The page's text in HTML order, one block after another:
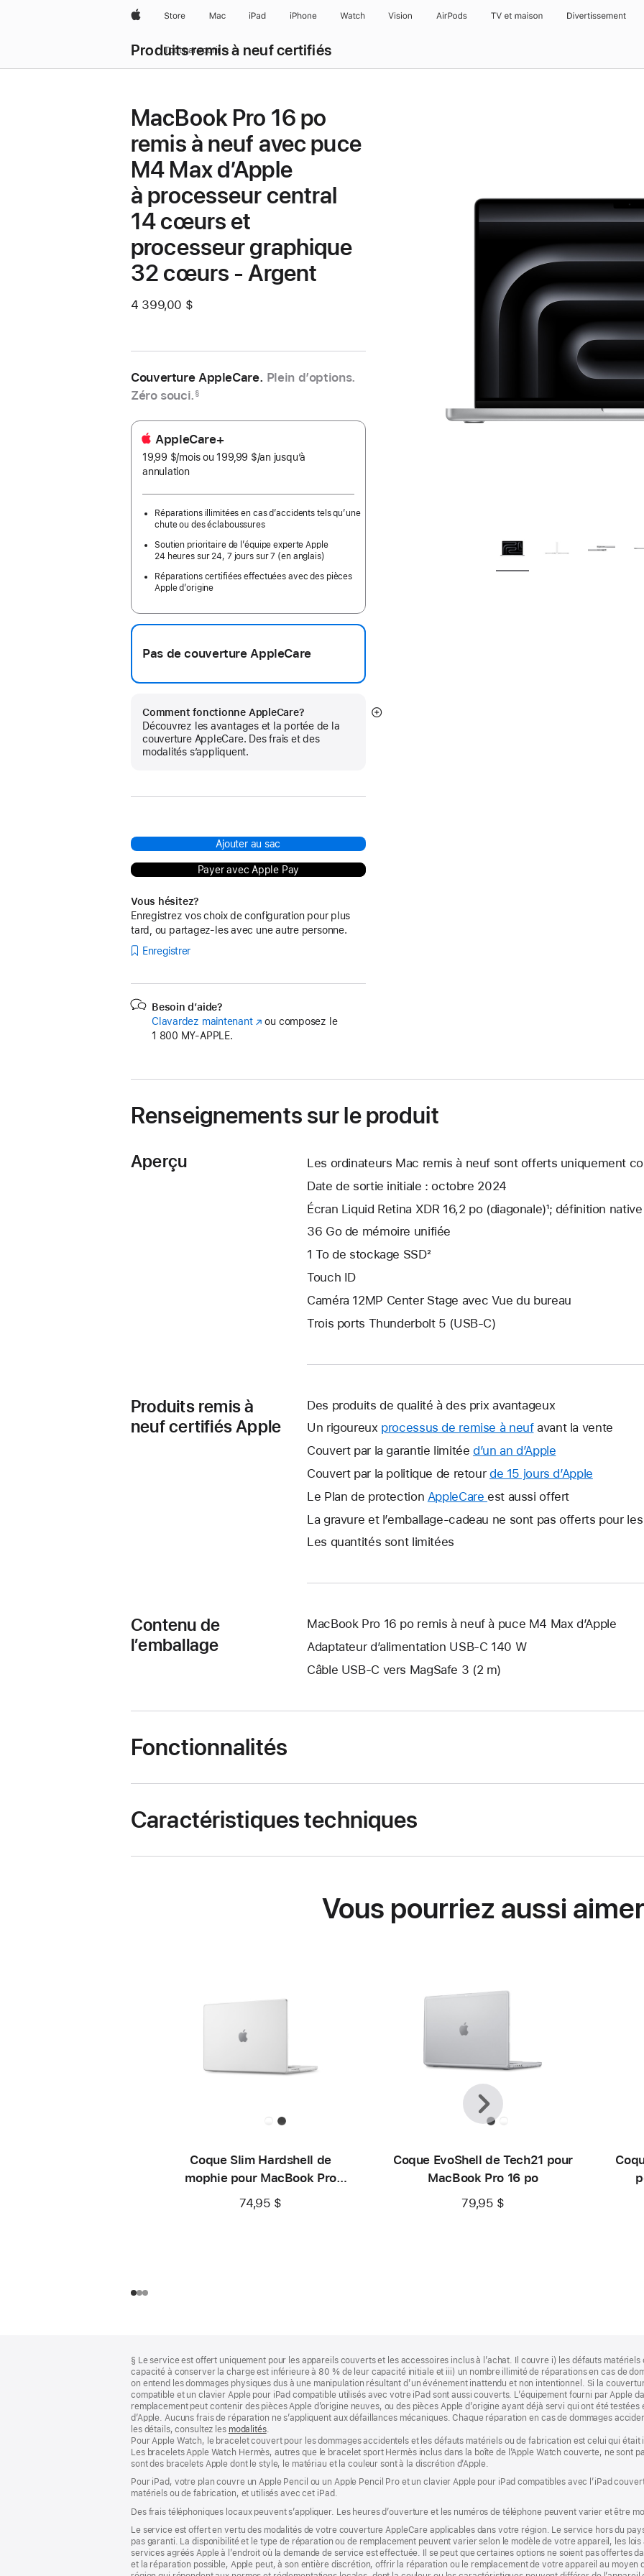
AppleStore Mac iPad iPhone Watch Vision AirPods TV et maison Divertissement
Produits remis à neuf certifiés
Tout parcourir
MacBook Pro 16 po
remis à neuf avec puce
M4 Max d’Apple
à processeur central
14 cœurs et
processeur graphique
32 cœurs - Argent
4 399,00 $
Couverture AppleCare. Plein d’options.
Zéro souci. §
AppleCare+
19,99 $/moispar
ou 199,99 $/anpar
jusqu’à
annulation
Réparations illimitées en cas d’accidents tels qu’une
chute ou des éclaboussures
Soutien prioritaire de l’équipe experte Apple
24 heures sur 24, 7 jours sur 7 (en anglais)
Réparations certifiées effectuées avec des pièces
Apple d’origine
Pas de couverture AppleCare
Comment fonctionne AppleCare?
Découvrez les avantages et la portée de la
couverture AppleCare. Des frais et des
modalités s’appliquent.
En
Ajouter au sac
Payer avec Apple Pay
Vous hésitez?
Enregistrez vos choix de configuration pour plus
tard, ou partagez-les avec une autre personne.
Enregistrer
Besoin d’aide?
Clavardez maintenant(s’ouvre
fenêtre)
ou composez le
1 800 MY‑APPLE.
Renseignements sur le produit
Aperçu
Les ordinateurs Mac remis à neuf sont offerts uniquement
Date de sortie initiale : octobre 2024
Écran Liquid Retina XDR 16,2 po (diagonale)¹; définition
36 Go de mémoire unifiée
1 To de stockage SSD²
Touch ID
Caméra 12MP Center Stage avec Vue du bureau
Trois ports Thunderbolt 5 (USB-C)
Produits remis à
neuf certifiés Apple
Des produits de qualité à des prix avantageux
Un rigoureux processus de remise à neufavant la vente
Couvert par la garantie limitée d’un an d’Apple
lien
dans
une
Couvert par la politique de retour de 15 jours d’Apple
dans
fenêtre.
Le Plan de protection AppleCare Ce
lien
nouvelle
est aussi offert
La gravure et l’emballage-cadeau ne sont pas offerts pour
Les quantités sont limitées
Contenu de
l’emballage
MacBook Pro 16 po remis à neuf à puce M4 Max d’Apple
Adaptateur d’alimentation USB-C 140 W
Câble USB-C vers MagSafe 3 (2 m)
Fonctionnalités
Caractéristiques techniques
Vous pourriez aussi aimer
Coque Slim Hardshell de
mophie pour MacBook Pro
16 po
74,95 $
Coque EvoShell de Tech21 pour
MacBook Pro 16 po
79,95 $
Précédent
Suivante
de
page
de
bas
de
page
§ Le service est offert uniquement pour les appareils couverts et les accessoires inclus à l’achat. Il couvre i) les défauts
capacité à conserver la charge est inférieure à 80 % de leur capacité initiale et iii) un nombre illimité de réparations en cas de
on entend les dommages physiques dus à une manipulation résultant d’un événement inattendu et non intentionnel. Si la
compatible et un clavier Apple pour iPad compatible utilisés avec votre iPad sont aussi couverts. L’équipement fourni par Apple
remplacement peut contenir des pièces Apple d’origine neuves, ou des pièces Apple d’origine ayant déjà servi qui ont été
d’Apple. Aucuns frais de réparation ne s’appliquent aux défaillances mécaniques. Chaque réparation en cas de dommages
les détails, consultez les modalités(s’ouvre
dans
une
nouvelle
.
Pour Apple Watch, le bracelet couvert pour les dommages accidentels et les défauts matériels ou de fabrication est celui qui était
Les bracelets Apple Watch Hermès, autres que le bracelet sport Hermès inclus dans la boîte de l’Apple Watch couverte, ne sont
sont des bracelets Apple dont le style, le matériau et la couleur sont à la discrétion d’Apple.
Pour iPad, votre plan couvre un Apple Pencil ou un Apple Pencil Pro et un clavier Apple pour iPad compatibles avec l’iPad
matériels ou de fabrication, et utilisés avec cet iPad.
Des frais téléphoniques locaux peuvent s’appliquer. Les heures d’ouverture et les numéros de téléphone peuvent varier et être
Le service est offert en vertu des modalités de votre couverture AppleCare applicables dans votre région. Le service hors du
pas garanti. La disponibilité et le type de réparation ou de remplacement peuvent varier selon le modèle de votre appareil, les
services agréés Apple à l’endroit où la demande de service est effectuée. Il se peut que certaines options ne soient pas offertes
et la réparation possible, Apple peut, à son entière discrétion, offrir la réparation ou le remplacement de votre appareil au moyen